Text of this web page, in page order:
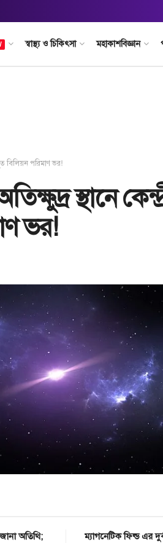
স্বাস্থ্য ও চিকিৎসা মহাকাশবিজ্ঞান
বিলিয়ন পরিমাণ ভর!
স্থানে
ভর!
অতিথি;
ম্যাগনেটিক ফিল্ড এর